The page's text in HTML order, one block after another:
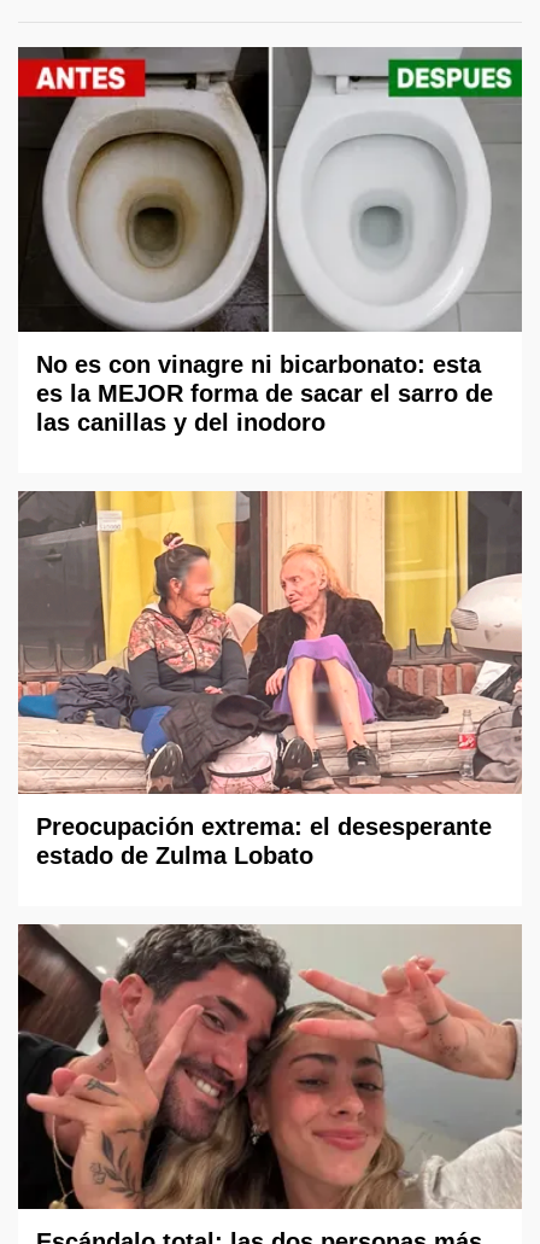
No es con vinagre ni bicarbonato: esta
es la MEJOR forma de sacar el sarro de
las canillas y del inodoro
Preocupación extrema: el desesperante
estado de Zulma Lobato